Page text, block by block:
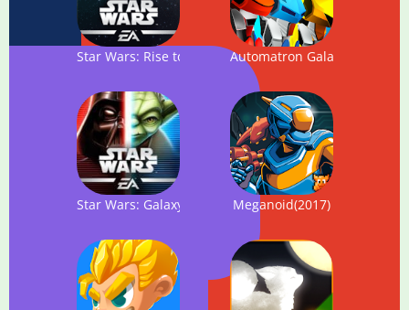
Star Wars: Rise to Power Automatron Galaxy Wars:
Star Wars: Galaxy of HeroesMeganoid(2017)